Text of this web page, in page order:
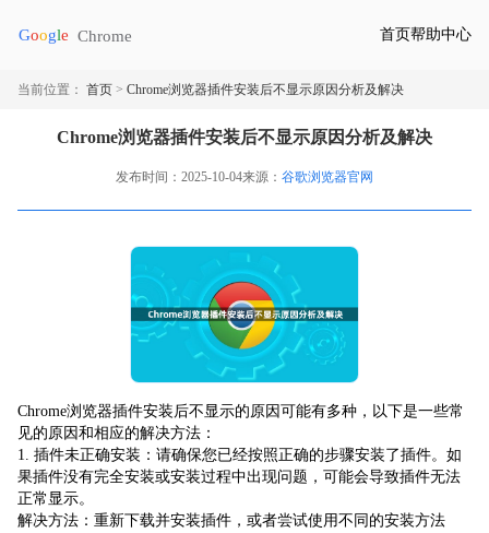
首页帮助中心
当前位置： 首页 > Chrome浏览器插件安装后不显示原因分析及解决
Chrome浏览器插件安装后不显示原因分析及解决
发布时间：2025-10-04来源： 谷歌浏览器官网
Chrome浏览器插件安装后不显示的原因可能有多种，以下是一些常
见的原因和相应的解决方法：
1. 插件未正确安装：请确保您已经按照正确的步骤安装了插件。如
果插件没有完全安装或安装过程中出现问题，可能会导致插件无法
正常显示。
解决方法：重新下载并安装插件，或者尝试使用不同的安装方法